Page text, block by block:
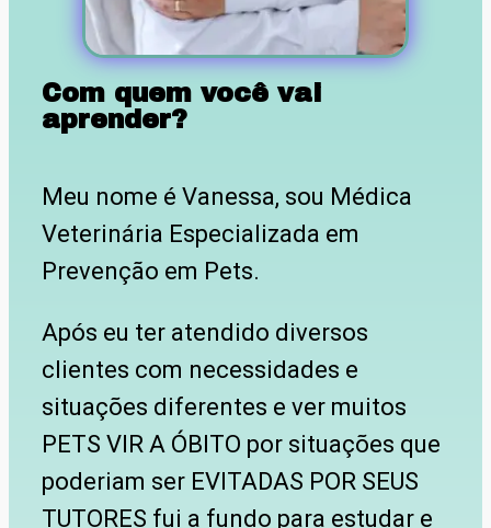
Com quem você vai
aprender?
Meu nome é Vanessa, sou Médica
Veterinária Especializada em
Prevenção em Pets.
Após eu ter atendido diversos
clientes com necessidades e
situações diferentes e ver muitos
PETS VIR A ÓBITO por situações que
poderiam ser EVITADAS POR SEUS
TUTORES fui a fundo para estudar e